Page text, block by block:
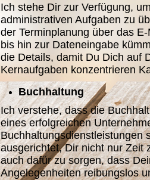
Ich stehe Dir zur Verfügung,
administrativen Aufgaben zu
der Terminplanung über das
bis hin zur Dateneingabe
die Details, damit Du Dich auf
Kernaufgaben konzentrieren
Buchhaltung
Ich verstehe, dass die
eines erfolgreichen
Buchhaltungsdienstleistungen
ausgerichtet, Dir nicht nur Zeit
auch dafür zu sorgen, dass
Angelegenheiten reibungslos